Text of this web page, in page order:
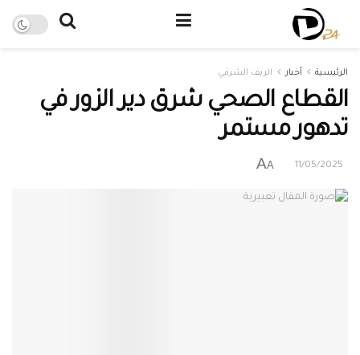
الرئيسية أخبار الريف الشرقي
القطاع الصحي شرق دير الزور في
تدهور مستمر
11/05/2025
A
A